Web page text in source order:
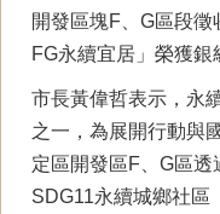
開發區塊F、G區段
FG永續宜居」榮獲銀
市長黃偉哲表示，永
之一，為展開行動與
定區開發區F、G區透
SDG11永續城鄉社區